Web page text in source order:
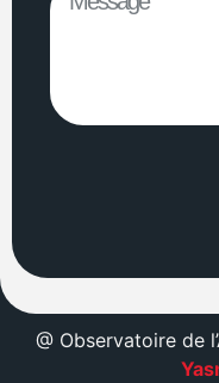
@ Observatoire de